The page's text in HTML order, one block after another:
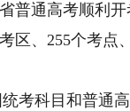
普通高考顺利
区、255个考点
科目和普通高